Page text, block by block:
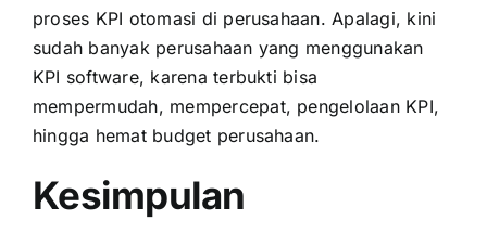
proses KPI otomasi di perusahaan. Apalagi, kini
sudah banyak perusahaan yang menggunakan
KPI software, karena terbukti bisa
mempermudah, mempercepat, pengelolaan KPI,
hingga hemat budget perusahaan.
Kesimpulan